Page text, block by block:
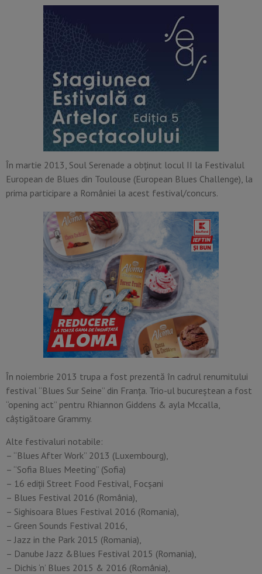
În martie 2013, Soul Serenade a obținut locul II la Festivalul
European de Blues din Toulouse (European Blues Challenge), la
prima participare a României la acest festival/concurs.
În noiembrie 2013 trupa a fost prezentă în cadrul renumitului
festival “Blues Sur Seine” din Franța. Trio-ul bucureștean a fost
“opening act” pentru Rhiannon Giddens & ayla Mccalla,
câștigătoare Grammy.
Alte festivaluri notabile:
– “Blues After Work” 2013 (Luxembourg),
– “Sofia Blues Meeting” (Sofia)
– 16 ediții Street Food Festival, Focșani
– Blues Festival 2016 (România),
– Sighisoara Blues Festival 2016 (Romania),
– Green Sounds Festival 2016,
– Jazz in the Park 2015 (Romania),
– Danube Jazz &Blues Festival 2015 (Romania),
– Dichis ‘n’ Blues 2015 & 2016 (România),